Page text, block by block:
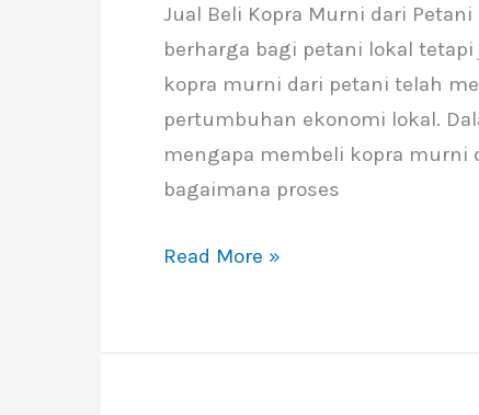
Jual Beli Kopra Murni dari
berharga bagi petani lokal
kopra murni dari petani telah
pertumbuhan ekonomi lokal.
mengapa membeli kopra murni
bagaimana proses
Kopra
Murni
dari
Petani
Read More »